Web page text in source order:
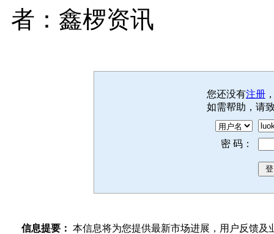
者：鑫椤资讯
您还没有注册
如需帮助，请
密 码：
信息提要： 本信息将为您提供最新市场进展，用户反馈